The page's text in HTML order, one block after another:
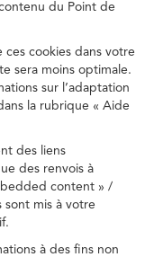
du Point de
ces cookies dans votre
sera moins optimale.
sur l’adaptation
la rubrique « Aide
des liens
des renvois à
content » /
sont mis à votre
à des fins non